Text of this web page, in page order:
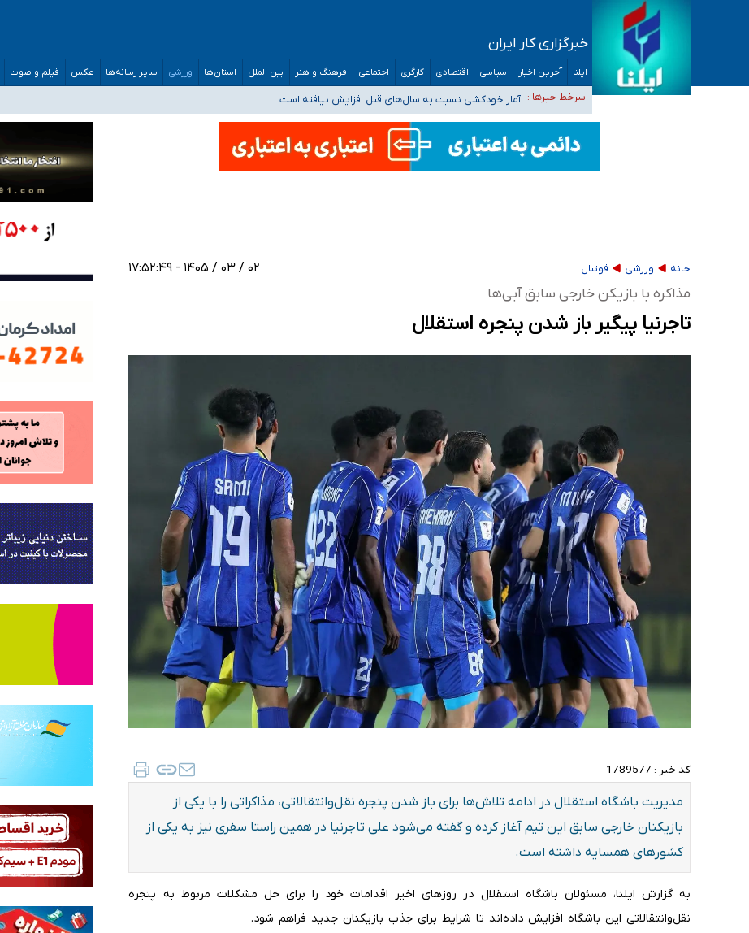
خبرگزاری کار ایران
ایلنا آخرین اخبار سیاسی اقتصادی کارگری اجتماعی فرهنگ و هنر بین الملل استان‌ها ورزشی سایر رسانه‌ها عکس فیلم و صوت
سرخط خبرها :
سیدحسن خمینی عزادار شد
آمار خودکشی نسبت به سال‌های قبل افزایش نیافته است
دستگیری عامل اصلی حادثه فوت حمیدرضا رجب‌زاده
نباید تفسیرهای سلیقه‌ای از مواضع رسمی کشور ارائه شود
«زیرمیزی» برای داوطلبان پزشکی سراب است/ دریافت‌های غیرمتعارف در شأن پزشکی و کشورمان نیست/ نظام سلامت جلوی این رویه را بگیرد
خانه ورزشی فوتبال ۰۲ / ۰۳ / ۱۴۰۵ - ۱۷:۵۲:۴۹
مذاکره با بازیکن خارجی سابق آبی‌ها
تاجرنیا پیگیر باز شدن پنجره استقلال
کد خبر : 1789577
مدیریت باشگاه استقلال در ادامه تلاش‌ها برای باز شدن پنجره نقل‌وانتقالاتی، مذاکراتی را با یکی از
بازیکنان خارجی سابق این تیم آغاز کرده و گفته می‌شود علی تاجرنیا در همین راستا سفری نیز به یکی از
کشورهای همسایه داشته است.
به گزارش ایلنا، مسئولان باشگاه استقلال در روزهای اخیر اقدامات خود را برای حل مشکلات مربوط به پنجره
نقل‌وانتقالاتی این باشگاه افزایش داده‌اند تا شرایط برای جذب بازیکنان جدید فراهم شود.